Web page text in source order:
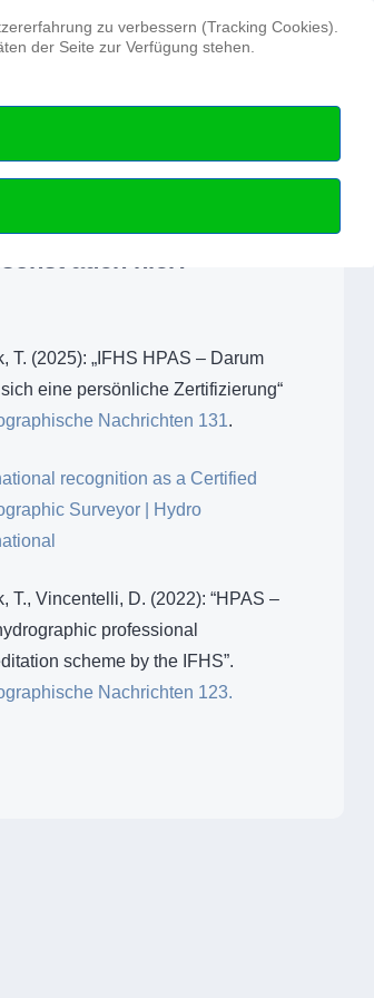
Suchen ...
Beruf Hydrographie
Informationen finden
T. (2025): „IFHS HPAS – Darum
sich eine persönliche Zertifizierung“
Nachrichten 131.
recognition as a Certified
Surveyor | Hydro
T., Vincentelli, D. (2022): “HPAS –
professional
scheme by the IFHS”.
Nachrichten 123.
zu verbessern (Tracking Cookies).
der Seite zur Verfügung stehen.